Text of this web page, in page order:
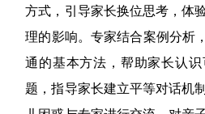
方式，引导家长换位思考，体
理的影响。专家结合案例分析
通的基本方法，帮助家长认
题，指导家长建立平等对话机